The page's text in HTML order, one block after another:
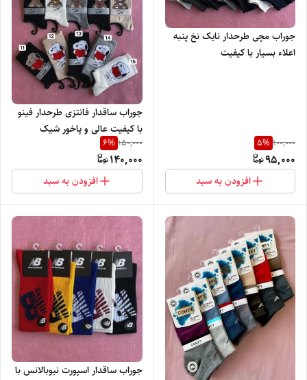
جوراب مچی طرحدار نایک نخ پنبه
اعلاء بسیار با کیفیت
100,000
5%
95,000
افزودن به سبد
جوراب ساقدار فانتزی طرحدار فینو
با کیفیت عالی و پاخور شیک
150,000
6%
140,000
افزودن به سبد
جوراب ساقدار اسپورت نیوبالانس با